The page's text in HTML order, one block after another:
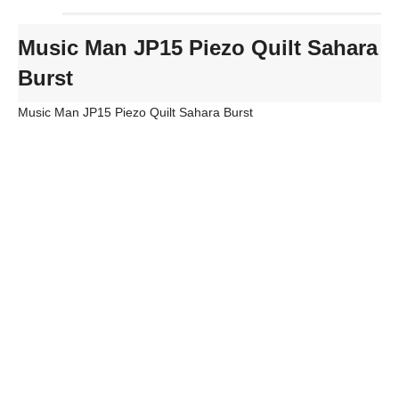
Music Man JP15 Piezo Quilt Sahara
Burst
Music Man JP15 Piezo Quilt Sahara Burst